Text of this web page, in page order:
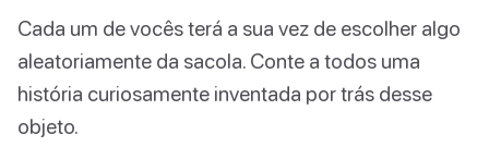
Cada um de vocês terá a sua vez de escolher algo
aleatoriamente da sacola. Conte a todos uma
história curiosamente inventada por trás desse
objeto.